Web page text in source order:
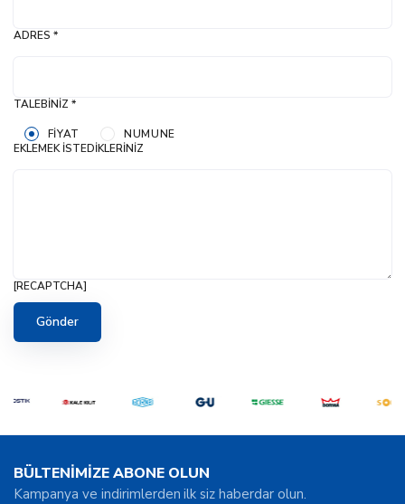
ADRES *
TALEBINIZ *
FIYAT
NUMUNE
EKLEMEK İSTEDIKLERINIZ
[RECAPTCHA]
BÜLTENİMİZE ABONE OLUN
Kampanya ve indirimlerden ilk siz haberdar olun.